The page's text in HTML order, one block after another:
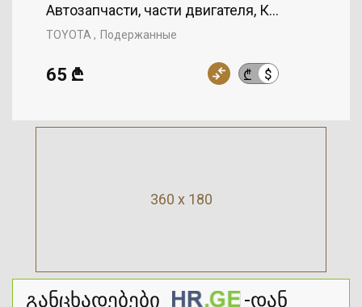
Автозапчасти, части двигателя, Крыло,
TOYOTA Подержанные
₾ $
65 ₾
360 x 180